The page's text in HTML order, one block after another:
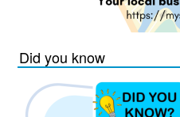
Did you know